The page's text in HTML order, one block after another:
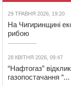
29 ТРАВНЯ 2026, 19:20
На Чигиринщині
рибою
28 КВІТНЯ 2026, 09:47
“Нафтогаз”
газопостачання “...